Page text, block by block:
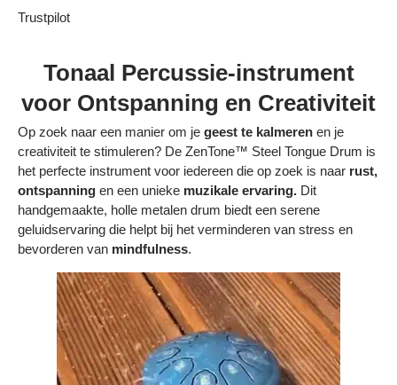
Blogs
Contact
Over ons
Privacy policy
Alle categorieën
Bestelling volgen
Vacatures bij Middo
Veelgestelde vragen
Servicevoorwaarden
Betaalmogelijkheden
Trustpilot
Tonaal Percussie-instrument
voor Ontspanning en Creativiteit
Op zoek naar een manier om je geest te kalmeren en je
creativiteit te stimuleren? De ZenTone™ Steel Tongue Drum is
het perfecte instrument voor iedereen die op zoek is naar rust,
ontspanning en een unieke muzikale ervaring. Dit
handgemaakte, holle metalen drum biedt een serene
geluidservaring die helpt bij het verminderen van stress en
bevorderen van mindfulness.